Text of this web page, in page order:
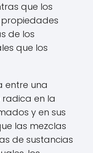
que los
de los
que los
entre una
en la
y en sus
las mezclas
de sustancias